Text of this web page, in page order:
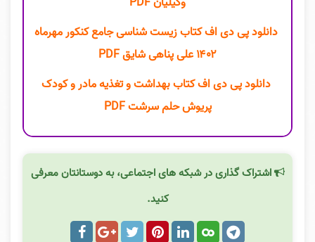
دانلود پی دی اف کتاب زیست شناسی جامع کنکور مهرماه
۱۴۰۲ علی پناهی شایق PDF
دانلود پی دی اف کتاب بهداشت و تغذیه مادر و کودک
پریوش حلم سرشت PDF
اشتراک گذاری در شبکه های اجتماعی، به دوستانتان معرفی
کنید.